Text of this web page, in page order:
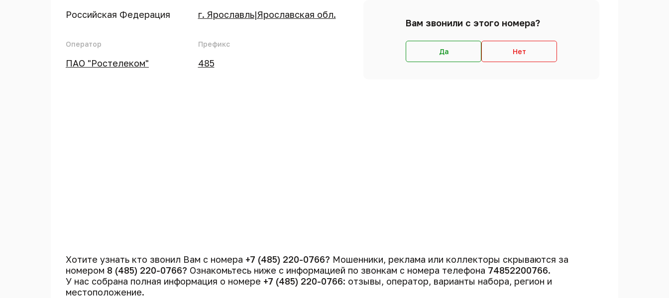
Российская Федерация
Оператор
ПАО "Ростелеком"
г. Ярославль|Ярославская обл.
Префикс
485
Вам звонили с этого номера?
Да Нет
Хотите узнать кто звонил Вам с номера +7 (485) 220-0766? Мошенники, реклама или коллекторы скрываются за
номером 8 (485) 220-0766? Ознакомьтесь ниже с информацией по звонкам с номера телефона 74852200766.
У нас собрана полная информация о номере +7 (485) 220-0766: отзывы, оператор, варианты набора, регион и
местоположение.